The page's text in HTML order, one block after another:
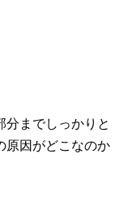
分までしっかりと
原因がどこなのか